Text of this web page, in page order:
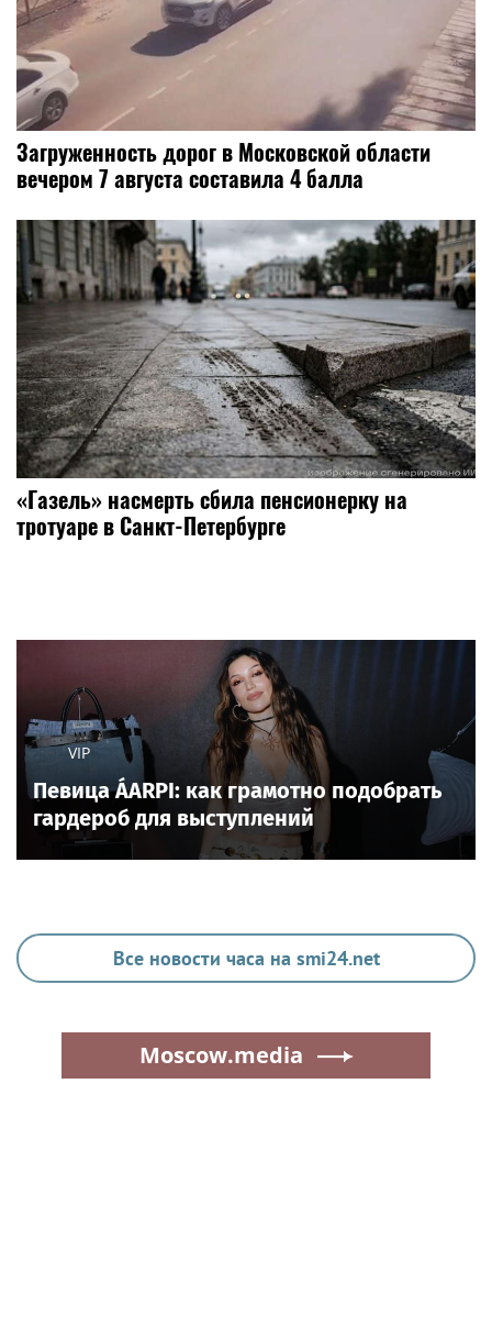
Загруженность дорог в Московской области
вечером 7 августа составила 4 балла
«Газель» насмерть сбила пенсионерку на
тротуаре в Санкт-Петербурге
VIP
Певица ÁARPI: как грамотно подобрать
гардероб для выступлений
Все новости часа на smi24.net
Moscow.media